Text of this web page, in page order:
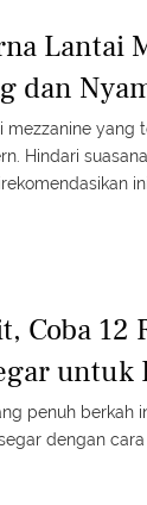
Lantai
dan
mezzanine yang
Hindari
Coba 12
untuk
penuh berkah
dengan cara